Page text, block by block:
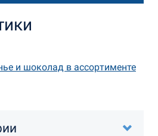
и шоколад в ассортименте